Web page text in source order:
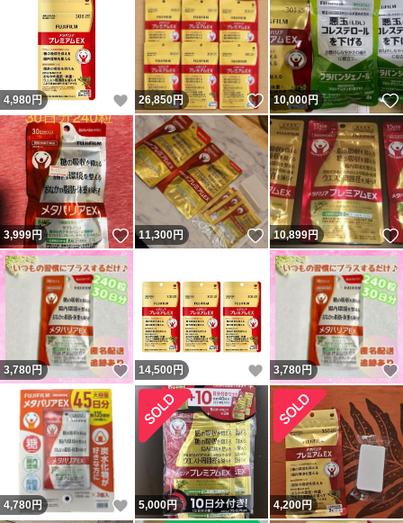
4,980 円 いいね！
26,850円 いいね！
10,000円
3,999円 いいね！
11,300円 いいね！
10,899円
3,780円 いいね！
14,500 円 いいね！
3,780円
4,780円 いいね！
5,000円 4,200円